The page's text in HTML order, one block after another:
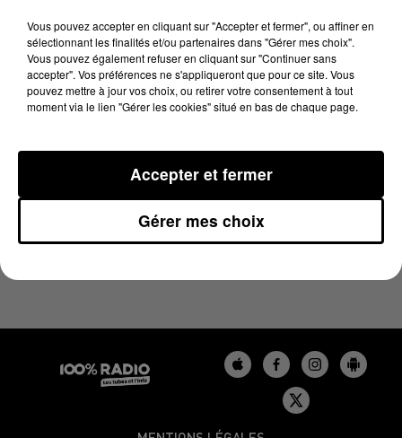
3 novembre 2025 - 1 min 16 sec
L'AGENDA DU BÉARN DU 03/11/2025 À 13H35
Vous pouvez accepter en cliquant sur "Accepter et fermer", ou affiner en
sélectionnant les finalités et/ou partenaires dans "Gérer mes choix".
Vous pouvez également refuser en cliquant sur "Continuer sans
accepter". Vos préférences ne s'appliqueront que pour ce site. Vous
pouvez mettre à jour vos choix, ou retirer votre consentement à tout
moment via le lien "Gérer les cookies" situé en bas de chaque page.
Gérer mes choix
Accepter et fermer